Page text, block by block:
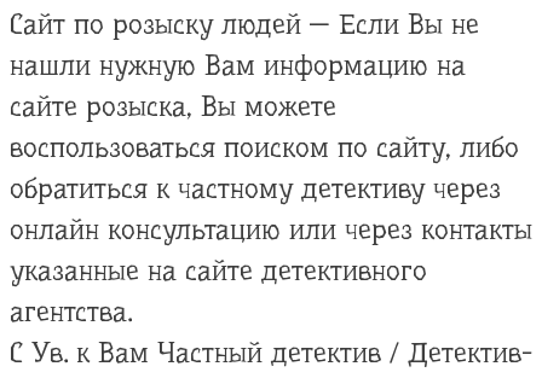
Сайт по розыску людей — Если Вы не
нашли нужную Вам информацию на
сайте розыска, Вы можете
воспользоваться поиском по сайту, либо
обратиться к частному детективу через
онлайн консультацию или через контакты
указанные на сайте детективного
агентства.
С Ув. к Вам Частный детектив / Детектив-